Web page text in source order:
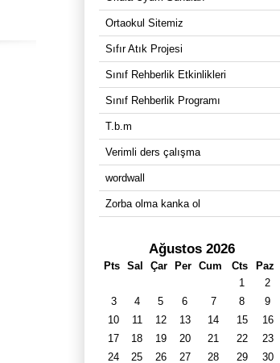
Ortaokul Sitemiz
Sıfır Atık Projesi
Sınıf Rehberlik Etkinlikleri
Sınıf Rehberlik Programı
T.b.m
Verimli ders çalışma
wordwall
Zorba olma kanka ol
Ağustos 2026
Pts Sal Çar Per Cum Cts Paz
1
2
3
4 5 6 7 8
9
10
11 12 13 14 15
16
17
18 19 20 21 22
23
24
25 26 27 28 29
30